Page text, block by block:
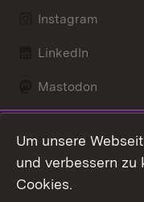
Instagram
LinkedIn
Mastodon
X / Twitter
Youtube
Um unsere
und verbessern zu
Cookies.